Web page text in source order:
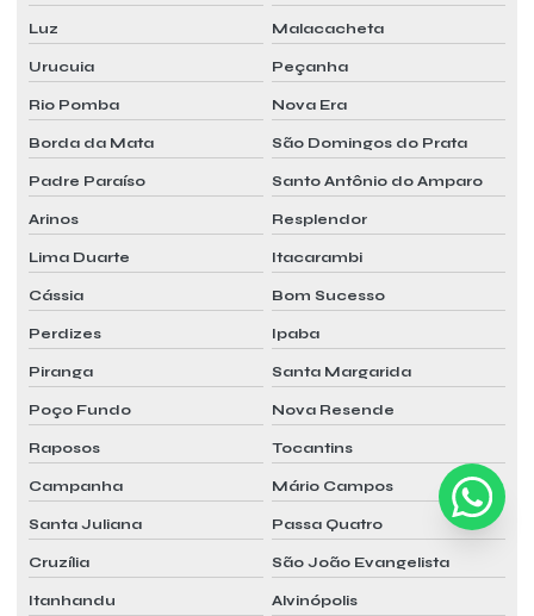
Luz Malacacheta
Urucuia Peçanha
Rio Pomba Nova Era
Borda da Mata São Domingos do Prata
Padre Paraíso Santo Antônio do Amparo
Arinos Resplendor
Lima Duarte Itacarambi
Cássia Bom Sucesso
Perdizes Ipaba
Piranga Santa Margarida
Poço Fundo Nova Resende
Raposos Tocantins
Campanha Mário Campos
Santa Juliana Passa Quatro
Cruzília São João Evangelista
Itanhandu Alvinópolis